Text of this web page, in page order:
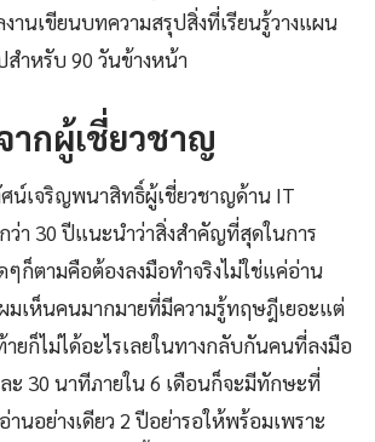
านเขียนบทความสรุปสิ่งที่เรียนรู้วางแผน
ำหรับ 90 วันข้างหน้า
ากผู้เชี่ยวชาญ
น์เจริญพนาสิทธิ์ผู้เชี่ยวชาญด้าน IT
ว่า 30 ปีแนะนำว่าสิ่งสำคัญที่สุดในการ
ๆก็ตามคือต้องลงมือทำจริงไม่ใช่แค่อ่าน
มเห็นคนมากมายที่มีความรู้ทฤษฎีเยอะแต่
ยก็ไม่ได้อะไรเลยในทางกลับกันคนที่ลงมือ
ะ 30 นาทีภายใน 6 เดือนก็จะมีทักษะที่
นอย่างเดียว 2 ปีอย่ารอให้พร้อมเพราะ